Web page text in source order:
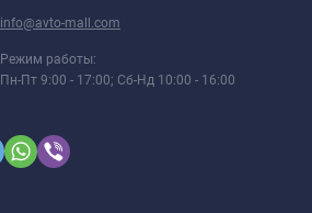
info@avto-mall.com
Режим работы:
Пн-Пт 9:00 - 17:00; Сб-Нд 10:00 - 16:00